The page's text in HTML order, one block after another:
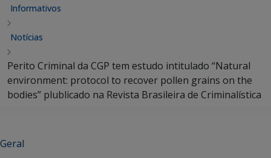
Informativos
Notícias
Perito Criminal da CGP tem estudo intitulado “Natural
environment: protocol to recover pollen grains on the
bodies” plublicado na Revista Brasileira de Criminalística
Geral